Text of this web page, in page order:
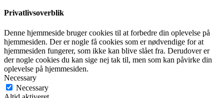
Privatlivsoverblik
Denne hjemmeside bruger cookies til at forbedre din oplevelse på
hjemmesiden. Der er nogle få cookies som er nødvendige for at
hjemmesiden fungerer, som ikke kan blive slået fra. Derudover er
der nogle cookies du kan sige nej tak til, men som kan påvirke din
oplevelse på hjemmesiden.
Necessary
Necessary